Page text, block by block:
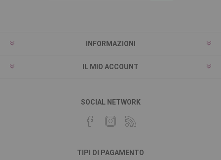
INFORMAZIONI
IL MIO ACCOUNT
SOCIAL NETWORK
TIPI DI PAGAMENTO